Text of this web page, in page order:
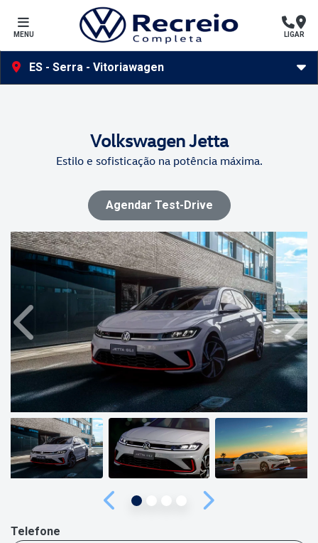
MENU LIGAR
ES - Serra - Vitoriawagen
VolkswagenJetta
Estilo e sofisticação na potência máxima.
Agendar Test-Drive
Anterior
Anterior Próximo
Telefone